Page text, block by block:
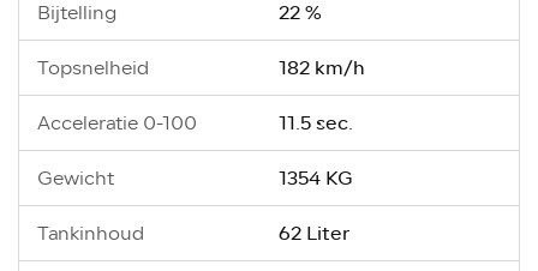
Bijtelling 22 %
Topsnelheid 182 km/h
Acceleratie 0-100 11.5 sec.
Gewicht 1354 KG
Tankinhoud 62 Liter